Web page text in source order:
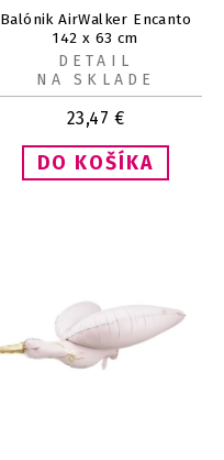
Balónik AirWalker Encanto
142 x 63 cm
23,47 €
DETAIL
NA SKLADE